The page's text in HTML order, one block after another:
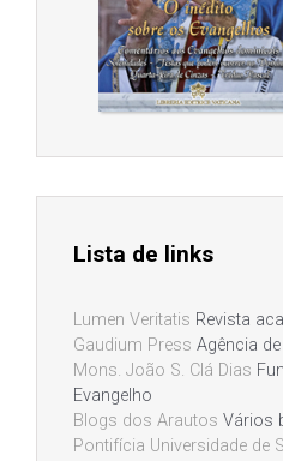
Lista de links
Lumen Veritatis Revista
Gaudium Press Agência
Mons. João S. Clá Dias
Evangelho
Blogs dos Arautos Vários
Pontifícia Universidade de